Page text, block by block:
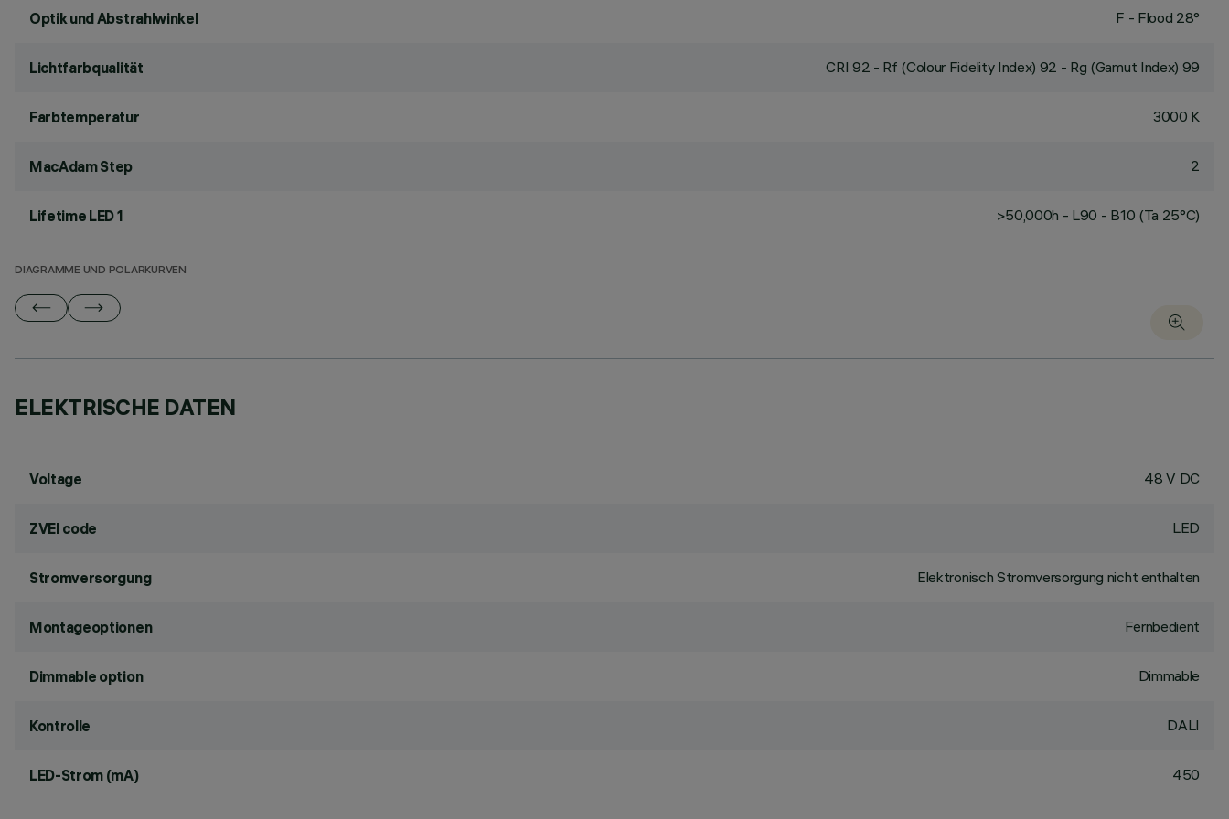
Optik und Abstrahlwinkel F - Flood 28°
Lichtfarbqualität CRI 92 - Rf (Colour Fidelity Index) 92 - Rg (Gamut Index) 99
Farbtemperatur 3000 K
MacAdam Step 2
Lifetime LED 1 >50,000h - L90 - B10 (Ta 25°C)
DIAGRAMME UND POLARKURVEN
ELEKTRISCHE DATEN
Voltage 48 V DC
ZVEI code LED
Stromversorgung Elektronisch Stromversorgung nicht enthalten
Montageoptionen Fernbedient
Dimmable option Dimmable
Kontrolle DALI
LED-Strom (mA) 450